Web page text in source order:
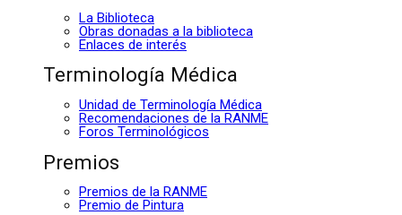
La Biblioteca
Obras donadas a la biblioteca
Enlaces de interés
Terminología Médica
Unidad de Terminología Médica
Recomendaciones de la RANME
Foros Terminológicos
Premios
Premios de la RANME
Premio de Pintura